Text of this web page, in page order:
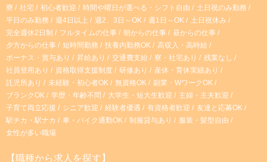
寮 社宅 初心者歓迎 時間や曜日が選べる・シフト自由
土日祝のみ勤務
平日のみ勤務
週4日以上 週2、3日～OK 週1日～OK
土日祝休み
完全週休2日制
フルタイムの仕事 朝からの仕事
昼からの仕事
夕方からの仕事
短時間勤務 扶養内勤務OK
高収入・高時給
ボーナス・賞与あり
昇給あり 交通費支給 寮・社宅あり
残業なし
社員登用あり
資格取得支援制度 研修あり
産休・育休実績あり
託児所あり
未経験・初心者OK 無資格OK
副業・WワークOK
ブランクOK
学歴・年齢不問 大学生・短大生歓迎
主婦・主夫歓迎
子育て両立応援
シニア歓迎 経験者優遇 有資格者歓迎
友達と応募OK
駅チカ・駅ナカ
車・バイク通勤OK 制服貸与あり
服装・髪型自由
女性が多い職場
【職種から求人を探す】